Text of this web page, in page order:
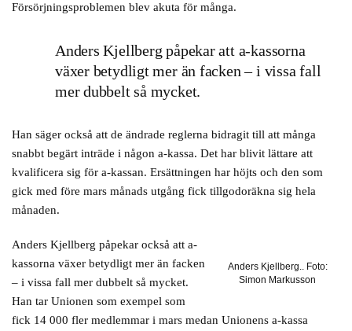
Försörjningsproblemen blev akuta för många.
Anders Kjellberg påpekar att a-kassorna
växer betydligt mer än facken – i vissa fall
mer dubbelt så mycket.
Han säger också att de ändrade reglerna bidragit till att många
snabbt begärt inträde i någon a-kassa. Det har blivit lättare att
kvalificera sig för a-kassan. Ersättningen har höjts och den som
gick med före mars månads utgång fick tillgodoräkna sig hela
månaden.
Anders Kjellberg.. Foto:
Simon Markusson
Anders Kjellberg påpekar också att a-
kassorna växer betydligt mer än facken
– i vissa fall mer dubbelt så mycket.
Han tar Unionen som exempel som
fick 14 000 fler medlemmar i mars medan Unionens a-kassa